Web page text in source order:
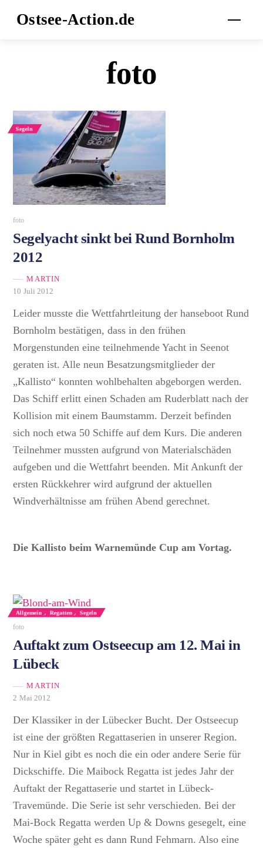
Ostsee-Action.de
foto
Segeln
foto
Segelyacht sinkt bei Rund Bornholm
2012
MARTIN
10 Juli 2012
Leider musste die Wettfahrtleitung der hanseboot Rund
Bornholm bestätigen, dass in den frühen
Morgenstunden eine teilnehmende Yacht in Seenot
geraten ist. Alle neun Besatzungsmitglieder der
„Kallisto“ konnten wohlbehalten abgeborgen werden.
Das Schiff erlitt einen Schaden am Ruderblatt nach der
Kollision mit einem Baumstamm. Derzeit befinden
sich noch etwa 50 Schiffe auf dem Kurs. Die anderen
Teilnehmer mussten aufgrund von Materialschäden
aufgeben und die Wettfahrt beenden. Mit Ankunft der
ersten Rückkehrer wird aufgrund der aktuellen
Windverhältnisse am frühen Abend gerechnet.
Die Kallisto beim Warnemünde Cup am Vortag.
Allgemein , Regatten , Segeln
foto
Auftakt zum Ostseecup am 12. Mai in
Lübeck
MARTIN
2 Mai 2012
Der Klassiker in der Lübecker Bucht. Der Ostseecup
ist eine der größten Regattaserien in unserer Region.
Nur in Kiel gibt es noch die ein oder andere Serie für
Dickschiffe. Die Maibock Regatta ist jedes Jahr der
Auftakt der Regattaserie und startet in Lübeck-
Travemünde. Die Serie ist sehr verschieden. Bei der
Mai-Bock Regatta werden Up & Downs gesegelt, eine
Woche später geht es dann Rund Fehmarn. Also eine